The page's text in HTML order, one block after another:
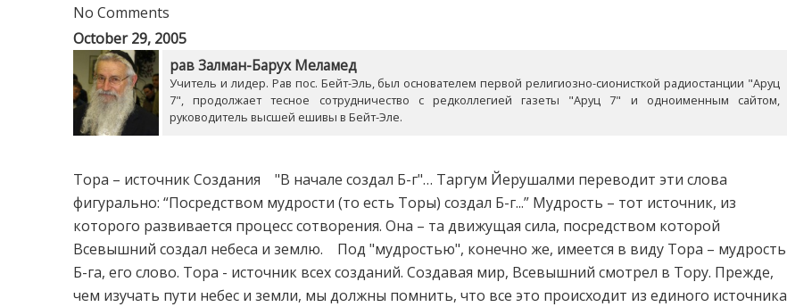
No Comments
October 29, 2005
рав Залман-Барух Меламед
Учитель и лидер. Рав пос. Бейт-Эль, был основателем первой религиозно-сионисткой радиостанции "Аруц
7", продолжает тесное сотрудничество с редколлегией газеты "Аруц 7" и одноименным сайтом,
руководитель высшей ешивы в Бейт-Эле.
Тора – источник Создания "В начале создал Б-г"… Таргум Йерушалми переводит эти слова
фигурально: “Посредством мудрости (то есть Торы) создал Б-г...” Мудрость – тот источник, из
которого развивается процесс сотворения. Она – та движущая сила, посредством которой
Всевышний создал небеса и землю. Под "мудростью", конечно же, имеется в виду Тора – мудрость
Б-га, его слово. Тора - источник всех созданий. Создавая мир, Всевышний смотрел в Тору. Прежде,
чем изучать пути небес и земли, мы должны помнить, что все это происходит из единого источника